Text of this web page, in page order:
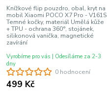
0 hodnocení
Knížkové flip pouzdro, obal, kryt na
mobil Xiaomi POCO X7 Pro - V161S
Temné kočky, materiál Umělá kůže
+ TPU - ochrana 360°, stojánek,
silikonová vanička, magnetické
zavírání
499 Kč
Vyrobíme pro vás | Odesíláme za 2-3
dny